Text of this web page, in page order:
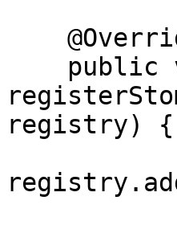
registry) {